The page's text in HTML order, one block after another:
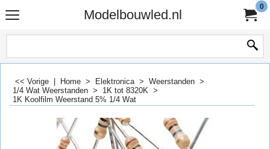
Modelbouwled.nl
0
<< Vorige Home > Elektronica> Weerstanden >
1/4 Wat Weerstanden > 1K tot 8320K >
1K Koolfilm Weerstand 5% 1/4 Wat